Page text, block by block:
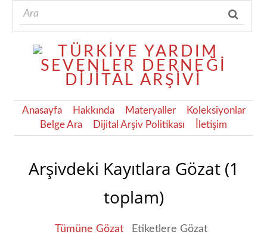
Anasayfa Hakkında Materyaller
Koleksiyonlar
Belge Ara
Dijital Arşiv Politikası İletişim
Arşivdeki Kayıtlara Gözat (1
toplam)
Tümüne Gözat
Etiketlere Gözat